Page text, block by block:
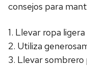
consejos para
1. Llevar ropa
2. Utiliza
3. Llevar